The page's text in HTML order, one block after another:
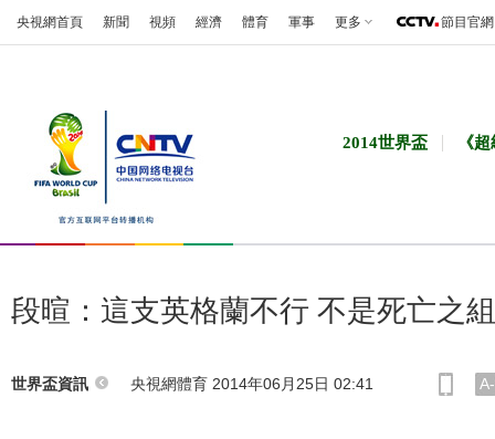
央視網首頁 新聞 視頻 經濟 體育 軍事 更多 節目官網
2014世界盃 《
段暄：這支英格蘭不行 不是死亡之
世界盃資訊 央視網體育 2014年06月25日 02:41 A-